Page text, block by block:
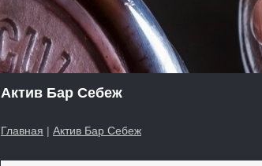
Актив Бар Себеж
Главная | Актив Бар Себеж